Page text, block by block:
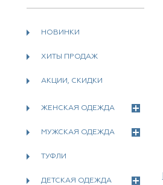
НОВИНКИ
ХИТЫ ПРОДАЖ
АКЦИИ, СКИДКИ
ЖЕНСКАЯ ОДЕЖДА
МУЖСКАЯ ОДЕЖДА
ТУФЛИ
ДЕТСКАЯ ОДЕЖДА